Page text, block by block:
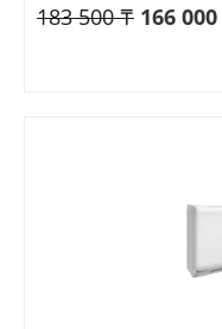
183 500 ₸ 166 000